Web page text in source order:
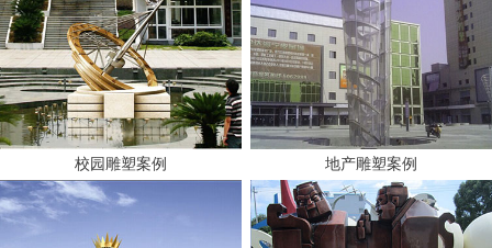
校园雕塑案例 地产雕塑案例